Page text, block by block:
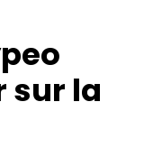
sur la